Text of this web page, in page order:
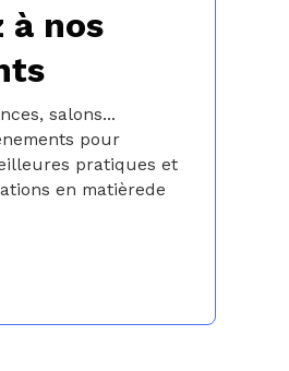
à nos
salons...
pour
pratiques et
en matièrede